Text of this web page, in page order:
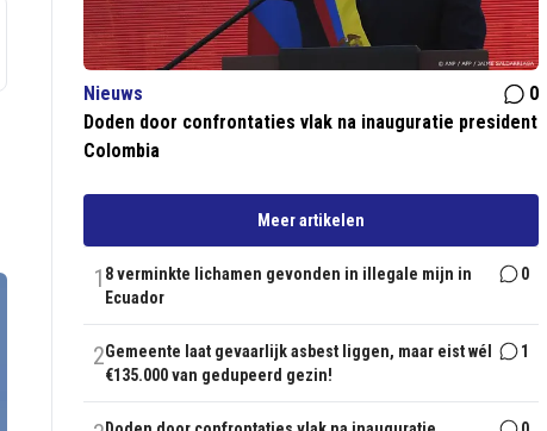
Nieuws
0
Doden door confrontaties vlak na inauguratie president
Colombia
Meer artikelen
1 8 verminkte lichamen gevonden in illegale mijn in
Ecuador
0
2Gemeente laat gevaarlijk asbest liggen, maar eist wél
€135.000 van gedupeerd gezin!
1